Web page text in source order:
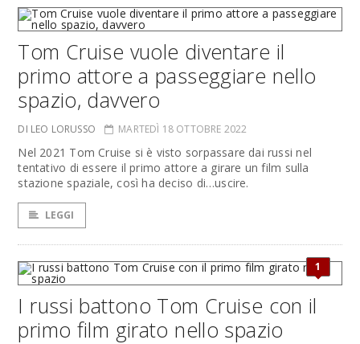
Tom Cruise vuole diventare il
primo attore a passeggiare nello
spazio, davvero
DI LEO LORUSSO MARTEDÌ 18 OTTOBRE 2022
Nel 2021 Tom Cruise si è visto sorpassare dai russi nel
tentativo di essere il primo attore a girare un film sulla
stazione spaziale, così ha deciso di…uscire.
LEGGI
1
I russi battono Tom Cruise con il
primo film girato nello spazio